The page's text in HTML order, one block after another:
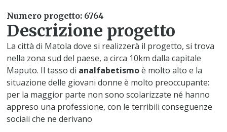
Numero progetto: 6764
Descrizione progetto
La città di Matola dove si realizzerà il progetto, si trova
nella zona sud del paese, a circa 10km dalla capitale
Maputo. Il tasso di analfabetismoè molto alto e la
situazione delle giovani donne è molto preoccupante:
per la maggior parte non sono scolarizzate né hanno
appreso una professione, con le terribili conseguenze
sociali che ne derivano